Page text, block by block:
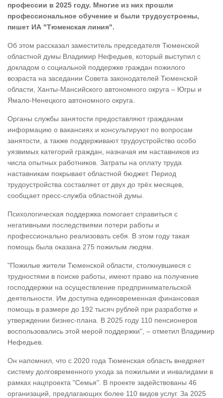
профессии в 2025 году. Многие из них прошли
профессиональное обучение и были трудоустроены,
пишет ИА "Тюменская линия".
Об этом рассказал заместитель председателя Тюменской
областной думы Владимир Нефедьев, который выступил с
докладом о социальной поддержке граждан пожилого
возраста на заседании Совета законодателей Тюменской
области, Ханты-Мансийского автономного округа – Югры и
Ямало-Ненецкого автономного округа.
Органы службы занятости предоставляют гражданам
информацию о вакансиях и консультируют по вопросам
занятости, а также поддерживают трудоустройство особо
уязвимых категорий граждан, назначая им наставников из
числа опытных работников. Затраты на оплату труда
наставникам покрывает областной бюджет. Период
трудоустройства составляет от двух до трёх месяцев,
сообщает пресс-служба областной думы.
Психологическая поддержка помогает справиться с
негативными последствиями потери работы и
профессионально реализовать себя. В этом году такая
помощь была оказана 275 пожилым людям.
"Пожилые жители Тюменской области, столкнувшиеся с
трудностями в поиске работы, имеют право на получение
господдержки на осуществление предпринимательской
деятельности. Им доступна единовременная финансовая
помощь в размере до 192 тысяч рублей при разработке и
утверждении бизнес-плана. В 2025 году 110 пенсионеров
воспользовались этой мерой поддержки", – отметил Владимир
Нефедьев.
Он напомнил, что с 2020 года Тюменская область внедряет
систему долговременного ухода за пожилыми и инвалидами в
рамках нацпроекта "Семья". В проекте задействованы 46
организаций, предлагающих более 110 видов услуг. За 2025